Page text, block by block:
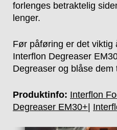
forlenges betraktelig
lenger.
Før påføring er det viktig
Interflon Degreaser
Degreaser og blåse
Produktinfo: Interflon
Degreaser EM30+